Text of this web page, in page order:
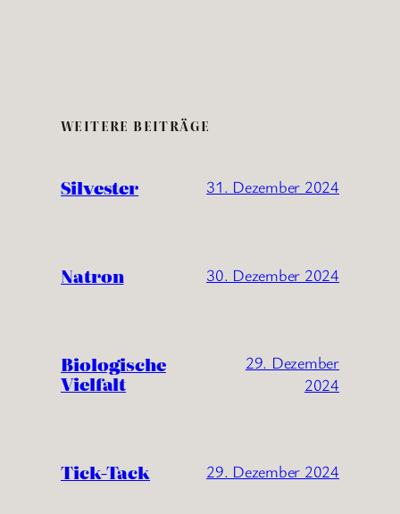
WEITERE BEITRÄGE
Silvester 31. Dezember 2024
Natron 30. Dezember 2024
Biologische
Vielfalt
29. Dezember
2024
Tick-Tack 29. Dezember 2024